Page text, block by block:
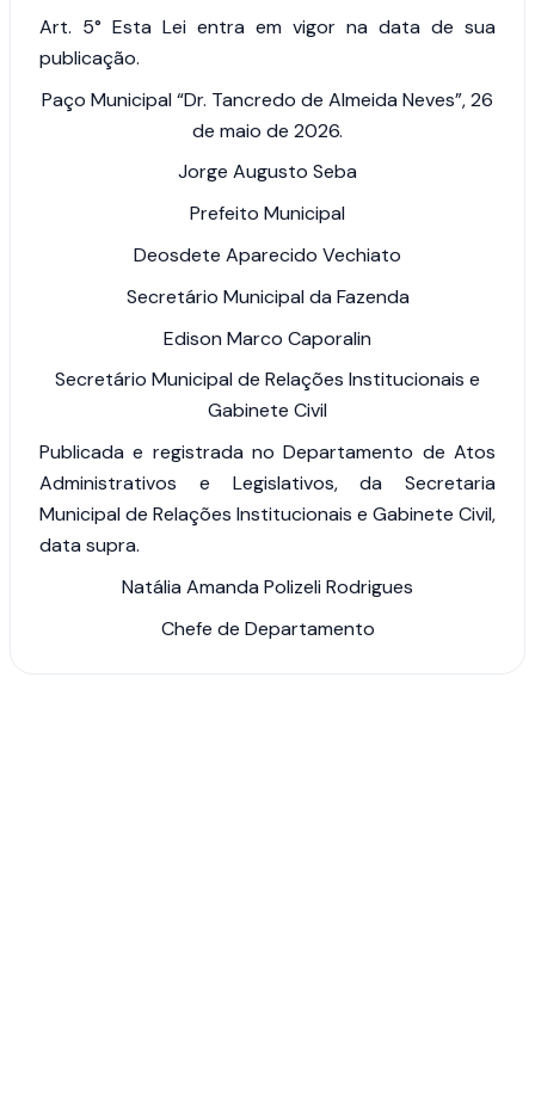
Art. 5° Esta Lei entra em vigor na data de sua
publicação.
Paço Municipal “Dr. Tancredo de Almeida Neves”, 26
de maio de 2026.
Jorge Augusto Seba
Prefeito Municipal
Deosdete Aparecido Vechiato
Secretário Municipal da Fazenda
Edison Marco Caporalin
Secretário Municipal de Relações Institucionais e
Gabinete Civil
Publicada e registrada no Departamento de Atos
Administrativos e Legislativos, da Secretaria
Municipal de Relações Institucionais e Gabinete Civil,
data supra.
Natália Amanda Polizeli Rodrigues
Chefe de Departamento